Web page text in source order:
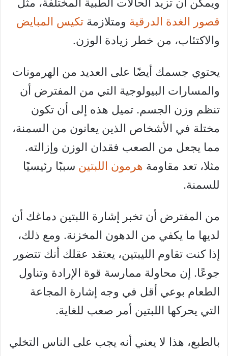
ويمكن أن تزيد الحالات الطبية المختلفة، مثل
قصور الغدة الدرقية ومتلازمة تكيس المبايض
والاكتئاب، من خطر زيادة الوزن.
يحتوي جسمك أيضًا على العديد من الهرمونات
والمسارات البيولوجية التي من المفترض أن
تنظم وزن الجسم. تميل هذه إلى أن تكون
مختلة في الأشخاص الذين يعانون من السمنة،
مما يجعل من الصعب فقدان الوزن وإزالته.
مثلا، تعد مقاومة هرمون اللبتين سببًا رئيسيًا
للسمنة.
من المفترض أن تخبر إشارة اللبتين دماغك أن
لديها ما يكفي من الدهون المخزنة. ومع ذلك،
إذا كنت تقاوم الليبتين، يعتقد عقلك أنك تتضور
جوعًا. إن محاولة ممارسة قوة الإرادة وتناول
الطعام بوعي أقل في وجه إشارة المجاعة
التي يحركها اللبتين أمر صعب للغاية.
بالطبع، هذا لا يعني أنه يجب على الناس التخلي